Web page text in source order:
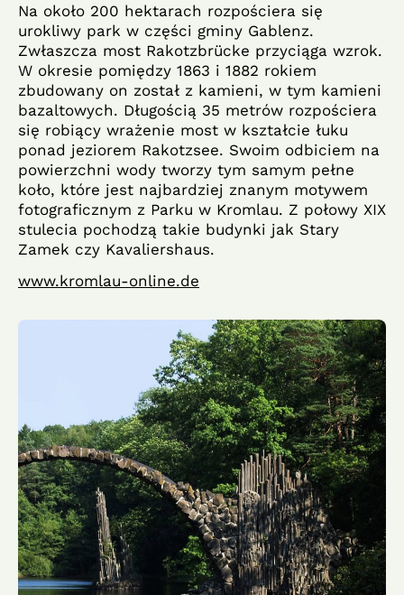
Na około 200 hektarach rozpościera się
urokliwy park w części gminy Gablenz.
Zwłaszcza most Rakotzbrücke przyciąga wzrok.
W okresie pomiędzy 1863 i 1882 rokiem
zbudowany on został z kamieni, w tym kamieni
bazaltowych. Długością 35 metrów rozpościera
się robiący wrażenie most w kształcie łuku
ponad jeziorem Rakotzsee. Swoim odbiciem na
powierzchni wody tworzy tym samym pełne
koło, które jest najbardziej znanym motywem
fotograficznym z Parku w Kromlau. Z połowy XIX
stulecia pochodzą takie budynki jak Stary
Zamek czy Kavaliershaus.
www.kromlau-online.de